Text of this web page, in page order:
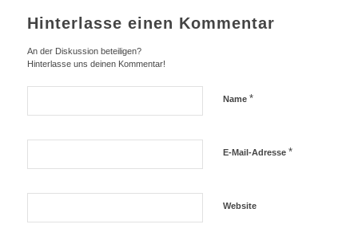
Hinterlasse einen Kommentar
An der Diskussion beteiligen?
Hinterlasse uns deinen Kommentar!
Name *
E-Mail-Adresse *
Website